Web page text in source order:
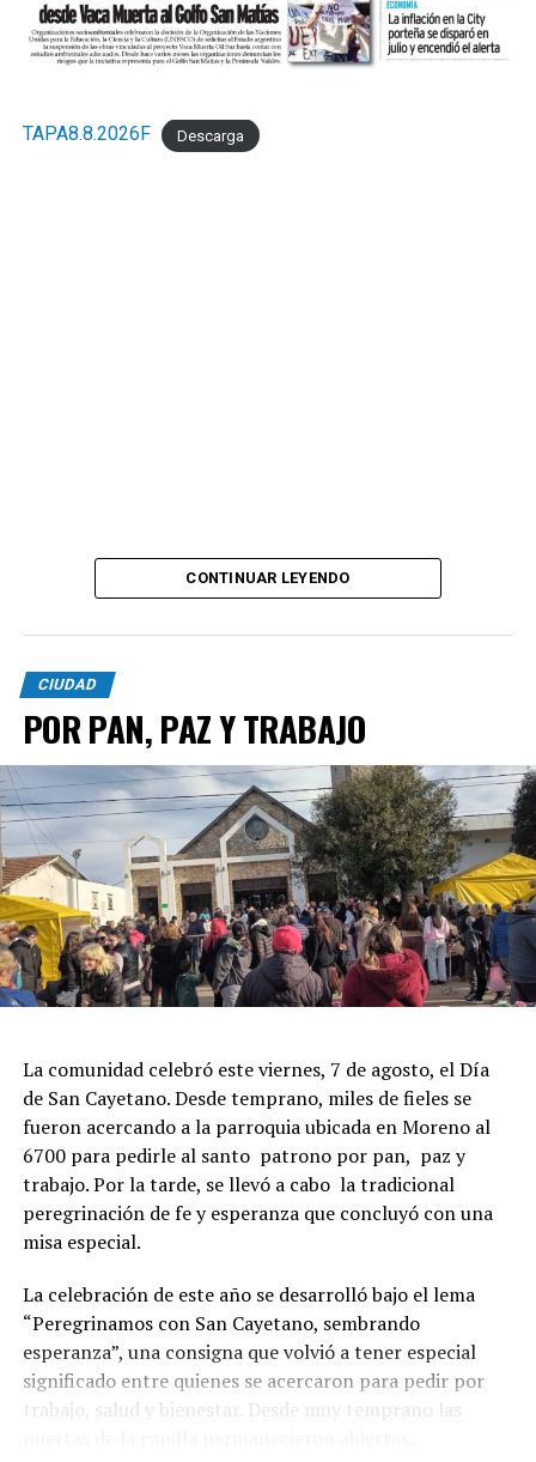
TAPA8.8.2026F Descarga
CONTINUAR LEYENDO
CIUDAD
POR PAN, PAZ Y TRABAJO
La comunidad celebró este viernes, 7 de agosto, el Día
de San Cayetano. Desde temprano, miles de fieles se
fueron acercando a la parroquia ubicada en Moreno al
6700 para pedirle al santo patrono por pan, paz y
trabajo. Por la tarde, se llevó a cabo la tradicional
peregrinación de fe y esperanza que concluyó con una
misa especial.
La celebración de este año se desarrolló bajo el lema
“Peregrinamos con San Cayetano, sembrando
esperanza”, una consigna que volvió a tener especial
significado entre quienes se acercaron para pedir por
trabajo, salud y bienestar. Desde muy temprano las